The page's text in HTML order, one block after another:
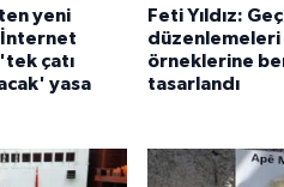
yeni
İnternet
çatı
yasa
Feti Yıldız:
düzenlemeleri
örneklerine
tasarlandı